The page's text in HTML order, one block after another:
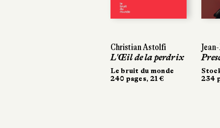
Christian Astolfi
L'Œil de la perdrix
Le bruit du monde
240 pages, 21 €
Stock
234
Stock
234